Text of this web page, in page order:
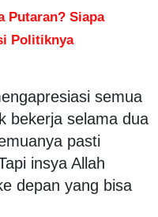
Putaran? Siapa
Politiknya
semua
bekerja selama dua
pasti
insya Allah
depan yang bisa